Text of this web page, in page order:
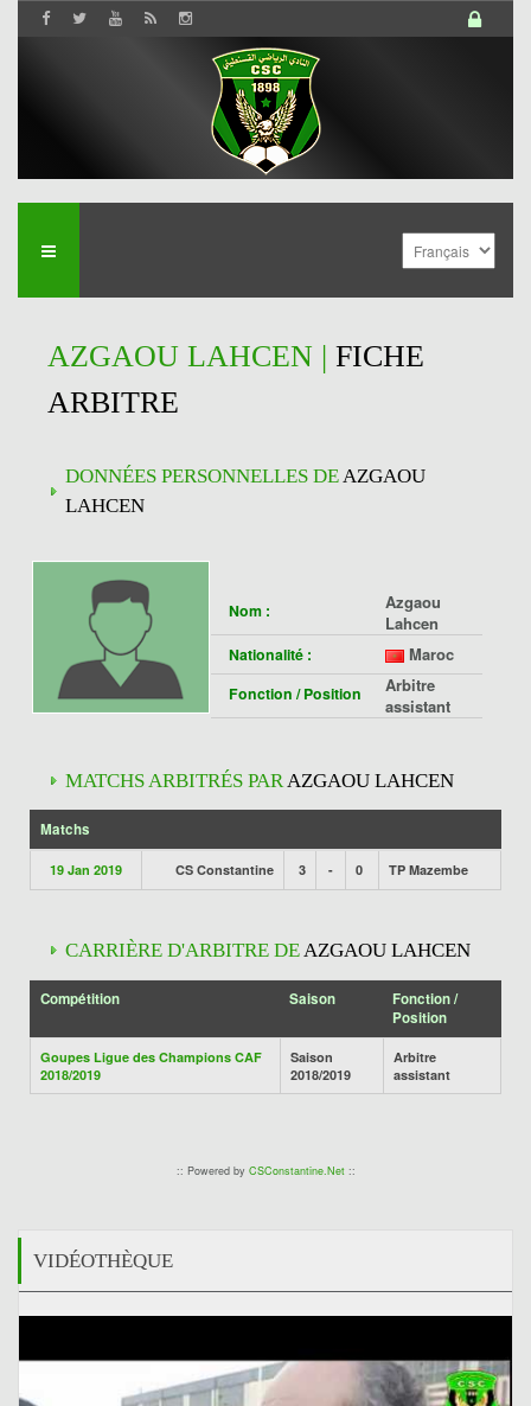
AZGAOU LAHCEN | FICHE
ARBITRE
DONNÉES PERSONNELLES DEAZGAOU
LAHCEN
Nom :
Azgaou
Lahcen
Nationalité : Maroc
Fonction / Position
Arbitre
assistant
MATCHS ARBITRÉS PARAZGAOU LAHCEN
Matchs
19 Jan 2019 CS Constantine 3 - 0 TP Mazembe
CARRIÈRE D'ARBITRE DEAZGAOU LAHCEN
Compétition Saison
Fonction /
Position
Goupes Ligue des Champions CAF
2018/2019
Saison
2018/2019
Arbitre
assistant
:: Powered by CSConstantine.Net::
VIDÉOTHÈQUE